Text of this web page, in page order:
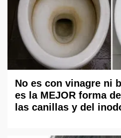
No es con vinagre ni
es la MEJOR forma
las canillas y del